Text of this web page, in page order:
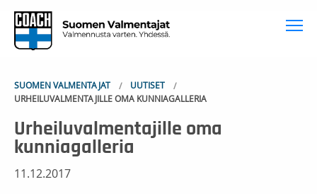
SUOMEN VALMENTAJAT
UUTISET
URHEILUVALMENTAJILLE OMA KUNNIAGALLERIA
Urheiluvalmentajille oma
kunniagalleria
11.12.2017